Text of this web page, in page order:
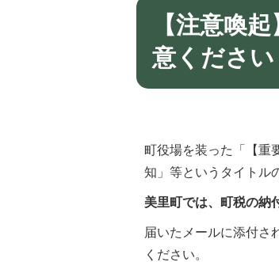
【注意喚
意ください
町役場を装った「【重
知」等というタイトル
美里町では、町税の納
届いたメールに添付さ
ください。